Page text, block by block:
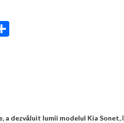
dezvăluit lumii modelul Kia Sonet,